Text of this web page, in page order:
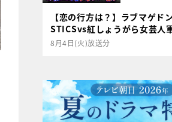
【恋の行方は？】ラブマゲド
STICSvs紅しょうがら女芸人
8月4日(火)放送分